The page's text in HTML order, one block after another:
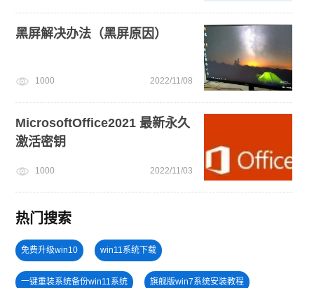
黑屏解决办法（黑屏原因）
1000 2022/11/08
MicrosoftOffice2021 最新永久
激活密钥
1000 2022/11/03
热门搜索
免费升级win10 win11系统下载
一键重装系统备份win11系统 旗舰版win7系统安装教程